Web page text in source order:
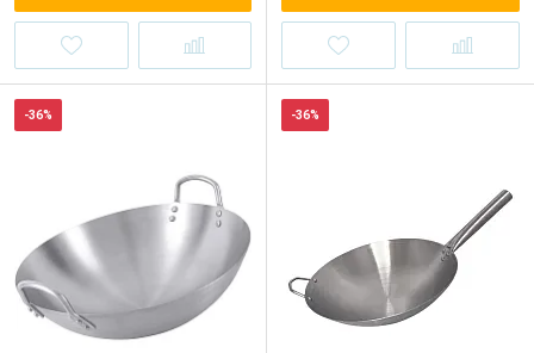
-36% -36%